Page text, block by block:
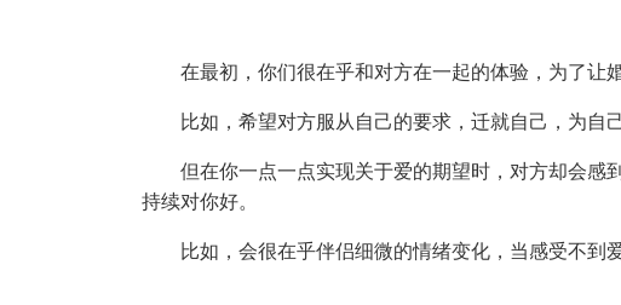
在最初，你们很在乎和对方在一起的体验，为了让
比如，希望对方服从自己的要求，迁就自己，为自
但在你一点一点实现关于爱的期望时，对方却会
持续对你好。
比如，会很在乎伴侣细微的情绪变化，当感受不到